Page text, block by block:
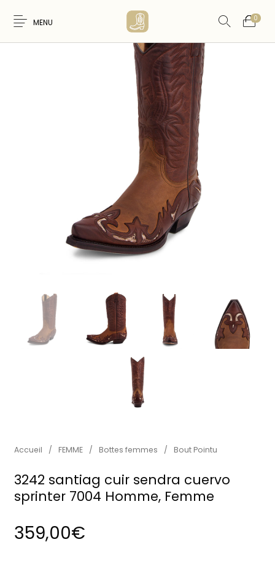
MENU 0
HOMME
ACCESSOIRES CEINTURES CARTES CADEAUX
Accueil / FEMME / Bottes femmes / Bout Pointu
3242 santiag cuir sendra cuervo
sprinter 7004 Homme, Femme
359,00€